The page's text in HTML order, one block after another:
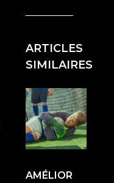
ARTICLES
SIMILAIRES
AMÉLIOR